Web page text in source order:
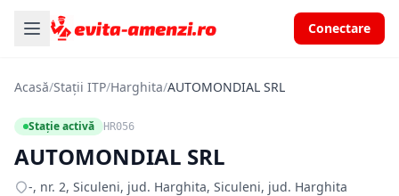
Conectare
Acasă/Stații ITP/Harghita/AUTOMONDIAL SRL
Stație activă HR056
AUTOMONDIAL SRL
-, nr. 2, Siculeni, jud. Harghita, Siculeni, jud. Harghita